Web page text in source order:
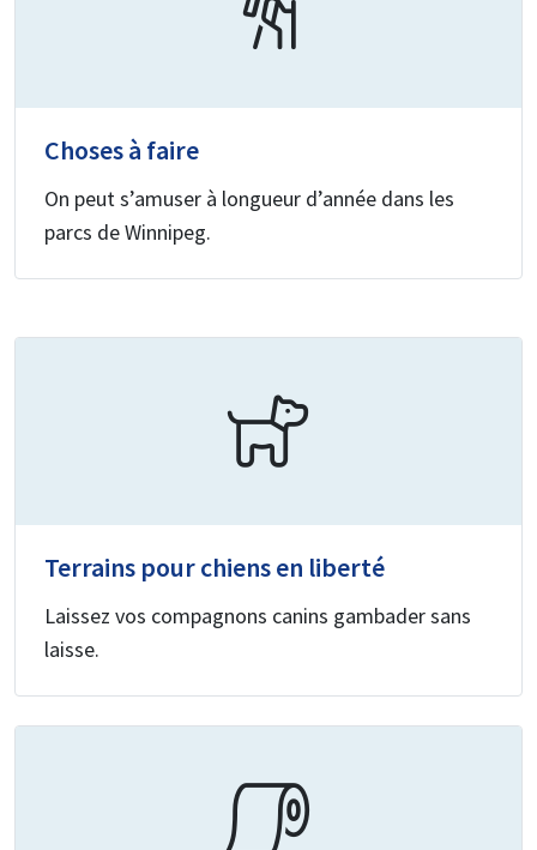
Choses à faire
On peut s’amuser à longueur d’année dans les
parcs de Winnipeg.
Terrains pour chiens en liberté
Laissez vos compagnons canins gambader sans
laisse.